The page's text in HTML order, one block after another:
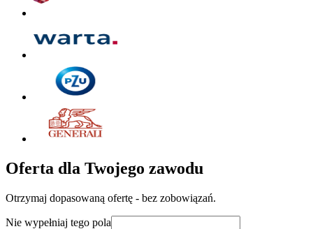
Oferta dla Twojego zawodu
Otrzymaj dopasowaną ofertę - bez zobowiązań.
Nie wypełniaj tego pola